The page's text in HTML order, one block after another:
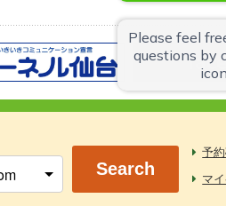
Search
予
マ